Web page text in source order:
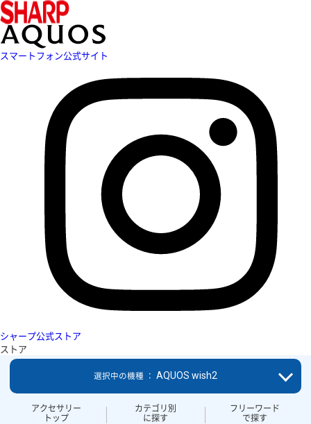
スマートフォン公式サイト
シャープ公式ストア
ストア
アクセサリー
トップ
カテゴリ別
に探す
フリーワード
で探す
選択中の機種 ： AQUOS wish2